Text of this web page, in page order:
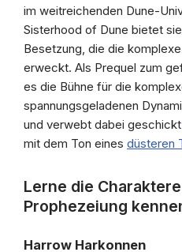
im weitreichenden Dune-
Sisterhood of Dune bietet
Besetzung, die die
erweckt. Als Prequel zum
es die Bühne für die
spannungsgeladenen
und verwebt dabei geschickt
mit dem Ton eines düsteren
Lerne die
Prophezeiung
Harrow Harkonnen